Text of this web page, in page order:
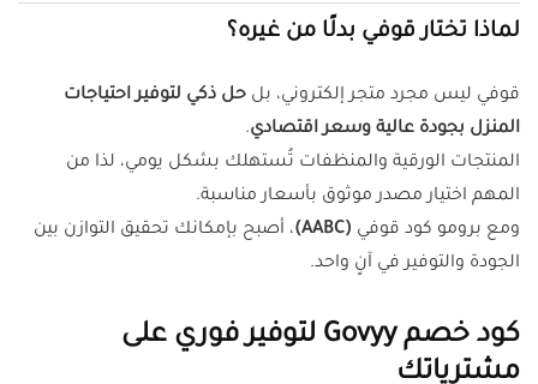
لماذا تختار قوفي بدلًا من غيره؟
قوفي ليس مجرد متجر إلكتروني، بل حل ذكي لتوفير احتياجات
المنزل بجودة عالية وسعر اقتصادي.
المنتجات الورقية والمنظفات تُستهلك بشكل يومي، لذا من
المهم اختيار مصدر موثوق بأسعار مناسبة.
ومع برومو كود قوفي (AABC)
، أصبح بإمكانك تحقيق التوازن بين
الجودة والتوفير في آنٍ واحد.
كود خصم Govyy لتوفير فوري على
مشترياتك